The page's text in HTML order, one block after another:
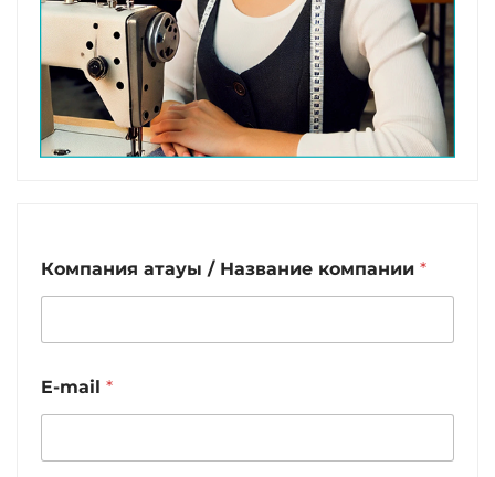
Компания атауы / Название компании *
E-mail *